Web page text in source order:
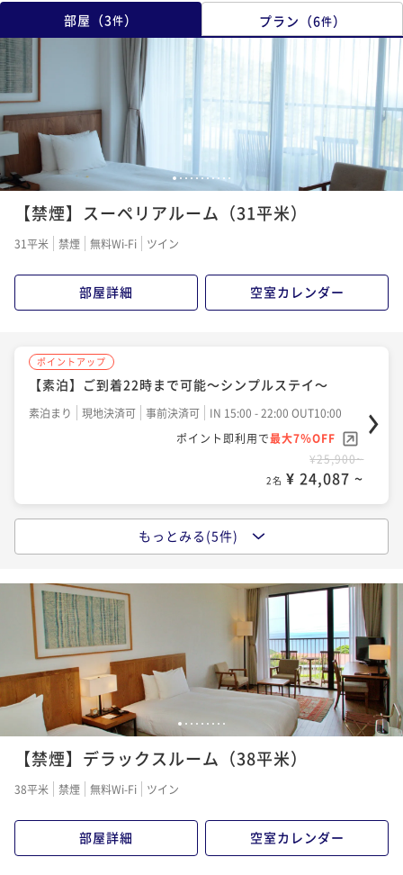
部屋 （3件） プラン （6件）
123456789 10 11
【禁煙】スーペリアルーム（31平米）
31平米 禁煙 無料Wi-Fi ツイン
部屋詳細 空室カレンダー
ポイントアップ
【素泊】ご到着22時まで可能～シンプルステイ～
素泊まり 現地決済可 事前決済可
IN 15:00 - 22:00 OUT10:00
ポイント即利用で最大7％OFF
¥25,900~
2名 ¥ 24,087 ~
【朝食付】選べる上五島の朝ごはん～Side Menuはお
好きなものをお好きなだけ～
朝食付き 現地決済可
IN 15:00 - 19:00 OUT10:00
ポイント即利用で最大7％OFF
¥30,300~
2名 ¥ 28,179 ~
ポイントアップ
【早期予約35日前】【基本プラン】五島の旬魚と五島
牛で織りなす「島のイタリアンコース」
ポイント即利用で最大7％OFF
¥44,100~
もっとみる(5件)
1 2 3 4 5 6 7 8 9
【禁煙】デラックスルーム（38平米）
38平米 禁煙 無料Wi-Fi ツイン
部屋詳細 空室カレンダー